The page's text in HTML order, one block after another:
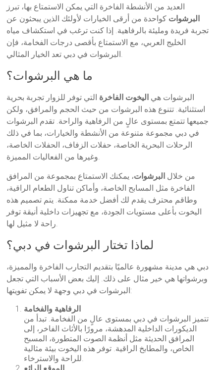
العديد من الأنشطة الفاخرة التي يمكن الاستمتاع بها، تبرز
البرشوات كواحدة من أرقى الخيارات لأولئك الذين يبحثون عن
تجربة فريدة ومليئة بالرفاهية. إذا كنت ترغب في استكشاف مياه
الخليج العربي، مع الاستمتاع بأقصى درجات الفخامة، فإن
البرشوات في دبي تعد الخيار المثالي.
ما هي البرشوات؟
البرشوات هي اليخوت الفاخرة التي توفر للزوار تجربة بحرية
استثنائية. تتنوع هذه البرشوات من حيث الحجم والمرافق، ولكن
جميعها تتمتع بمستوى عالٍ من الرفاهية والراحة. تقدم البرشوات
في دبي مجموعة متنوعة من الأنشطة والخيارات، بما في ذلك
الرحلات البحرية الخاصة، حفلات الزفاف، الحفلات الخاصة،
وغيرها من الفعاليات المميزة.
من خلال البرشوات، يمكنك الاستمتاع بمجموعة من المرافق
الفاخرة مثل المسابح الخاصة، وأماكن تناول الطعام الراقية،
وطاقم محترف يقدم لك أفضل خدمة ممكنة. يتم تصميم هذه
اليخوت بأعلى مستويات الجودة، مع تجهيزات داخلية أنيقة توفر
راحة لا مثيل لها.
لماذا تختار البرشوات في دبي؟
دبي هي مدينة مشهورة عالميًا بتقديم التجارب الفاخرة والمميزة،
وبرشواتها هي خير مثال على ذلك. إليك بعض الأسباب التي تجعل
البرشوات في دبي وجهة لا يمكن تفويتها:
الرفاهية والفخامة
تتميز البرشوات في دبي بمستوى عالٍ من الفخامة. تبدأ من
الديكورات الداخلية المدهشة، مرورًا بالأثاث الفاخر، إلى
المرافق الحديثة مثل أنظمة الصوت المتطورة، المسبح
الخاص، والمطابخ الراقية. توفر هذه اليخوت بيئة مثالية
للراحة والاسترخاء.